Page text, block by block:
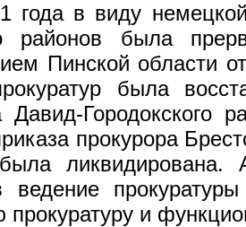
года в виду немецкой
районов была
Пинской области
была
Давид-
прокурора
ликвидирована.
ведение
и